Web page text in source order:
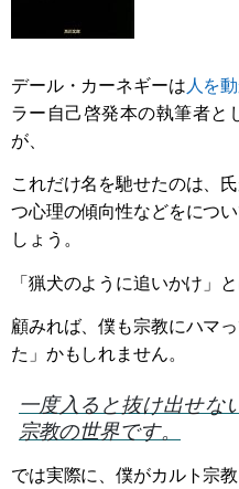
デール・カーネギーは 人を
ラー自己啓発本の執筆者と
が、
これだけ名を馳せたのは、
つ心理の傾向性などをにつ
しょう。
「猟犬のように追いかけ」
顧みれば、僕も宗教にハマ
た」かもしれません。
一度入ると抜け出せな
宗教の世界です。
では実際に、僕がカルト宗